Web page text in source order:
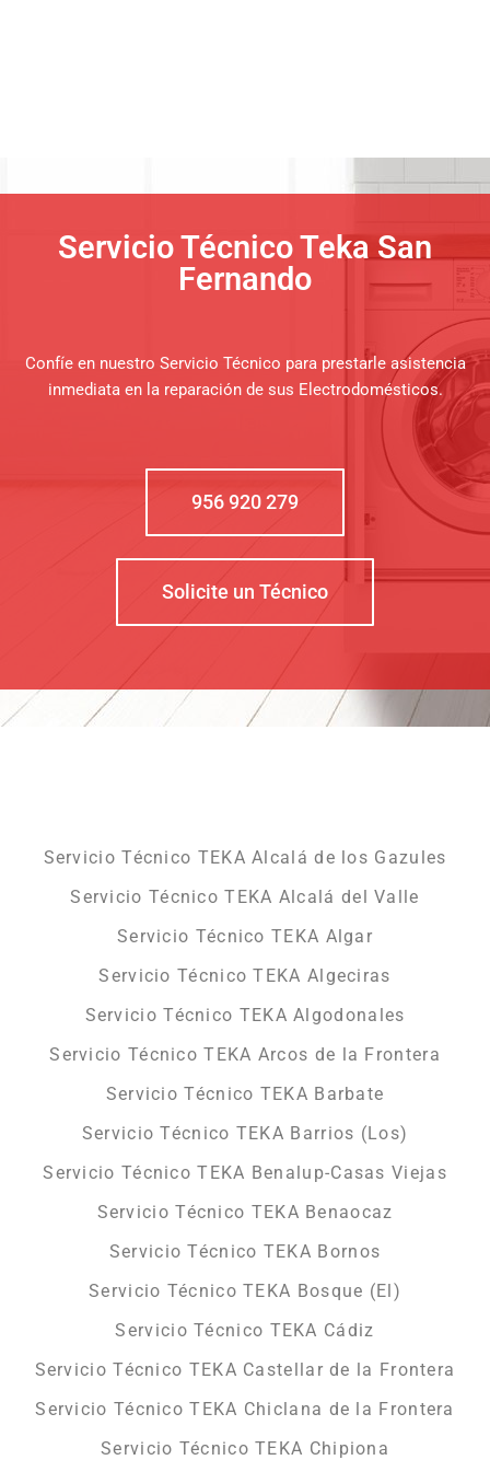
Servicio Técnico Teka San
Fernando
Confíe en nuestro Servicio Técnico para prestarle asistencia
inmediata en la reparación de sus Electrodomésticos.
956 920 279
Solicite un Técnico
Servicio Técnico TEKA Alcalá de los Gazules
Servicio Técnico TEKA Alcalá del Valle
Servicio Técnico TEKA Algar
Servicio Técnico TEKA Algeciras
Servicio Técnico TEKA Algodonales
Servicio Técnico TEKA Arcos de la Frontera
Servicio Técnico TEKA Barbate
Servicio Técnico TEKA Barrios (Los)
Servicio Técnico TEKA Benalup-Casas Viejas
Servicio Técnico TEKA Benaocaz
Servicio Técnico TEKA Bornos
Servicio Técnico TEKA Bosque (El)
Servicio Técnico TEKA Cádiz
Servicio Técnico TEKA Castellar de la Frontera
Servicio Técnico TEKA Chiclana de la Frontera
Servicio Técnico TEKA Chipiona